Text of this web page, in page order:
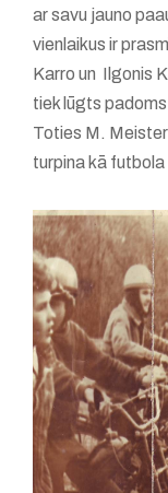
ar savu jauno
vienlaikus ir
Karro un Ilgonis
tiek lūgts
Toties M.
turpina kā